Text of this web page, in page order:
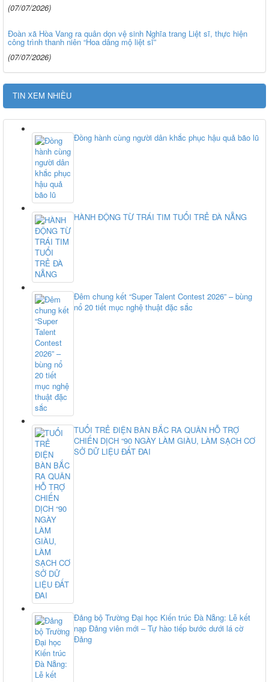
(07/07/2026)
Đoàn xã Hòa Vang ra quân dọn vệ sinh Nghĩa trang Liệt sĩ, thực hiện
công trình thanh niên “Hoa dâng mộ liệt sĩ”
(07/07/2026)
TIN XEM NHIỀU
Đồng hành cùng người dân khắc phục hậu quả bão lũ
HÀNH ĐỘNG TỪ TRÁI TIM TUỔI TRẺ ĐÀ NẴNG
Đêm chung kết “Super Talent Contest 2026” – bùng
nổ 20 tiết mục nghệ thuật đặc sắc
TUỔI TRẺ ĐIỆN BÀN BẮC RA QUÂN HỖ TRỢ
CHIẾN DỊCH “90 NGÀY LÀM GIÀU, LÀM SẠCH CƠ
SỞ DỮ LIỆU ĐẤT ĐAI
Đảng bộ Trường Đại học Kiến trúc Đà Nẵng: Lễ kết
nạp Đảng viên mới – Tự hào tiếp bước dưới lá cờ
Đảng